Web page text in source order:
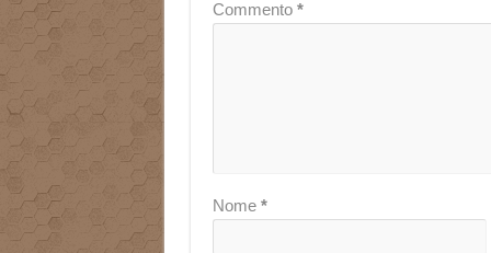
Commento *
Nome *